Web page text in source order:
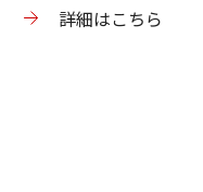
詳細はこちら